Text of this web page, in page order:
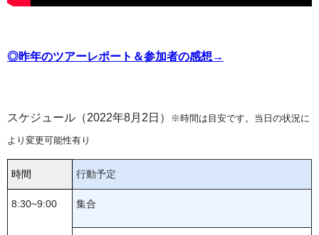
◎昨年のツアーレポート＆参加者の感想→
スケジュール（2022年8月2日） ※時間は目安です。当日の状況に
より変更可能性有り
時間 行動予定
8:30~9:00 集合